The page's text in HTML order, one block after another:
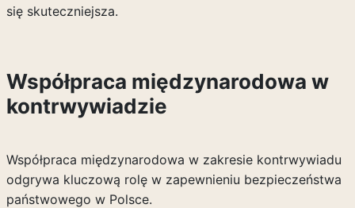
się skuteczniejsza.
Współpraca międzynarodowa w
kontrwywiadzie
Współpraca międzynarodowa w zakresie kontrwywiadu
odgrywa kluczową rolę w zapewnieniu bezpieczeństwa
państwowego w Polsce.